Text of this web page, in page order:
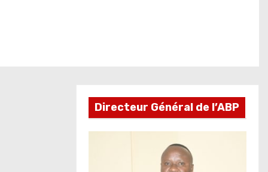
Directeur Général de l’ABP